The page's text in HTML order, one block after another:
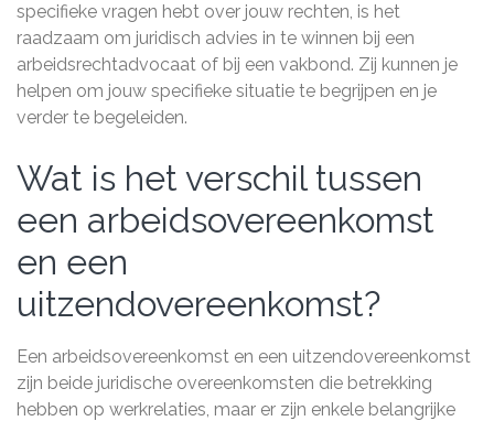
specifieke vragen hebt over jouw rechten, is het
raadzaam om juridisch advies in te winnen bij een
arbeidsrechtadvocaat of bij een vakbond. Zij kunnen je
helpen om jouw specifieke situatie te begrijpen en je
verder te begeleiden.
Wat is het verschil tussen
een arbeidsovereenkomst
en een
uitzendovereenkomst?
Een arbeidsovereenkomst en een uitzendovereenkomst
zijn beide juridische overeenkomsten die betrekking
hebben op werkrelaties, maar er zijn enkele belangrijke